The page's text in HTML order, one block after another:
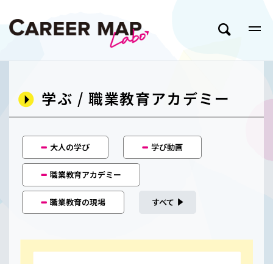
学ぶ / 職業教育アカデミー
大人の学び 学び動画
職業教育アカデミー
職業教育の現場 すべて